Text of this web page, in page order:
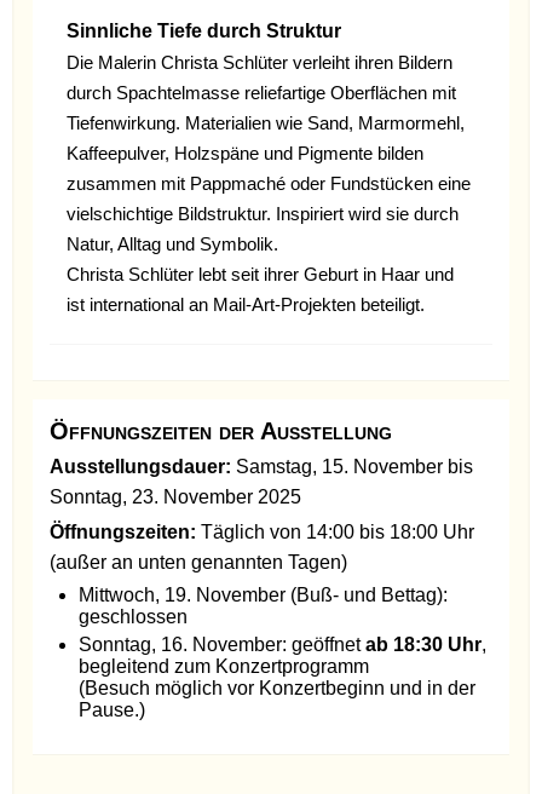
Sinnliche Tiefe durch Struktur
Die Malerin Christa Schlüter verleiht ihren Bildern
durch Spachtelmasse reliefartige Oberflächen mit
Tiefenwirkung. Materialien wie Sand, Marmormehl,
Kaffeepulver, Holzspäne und Pigmente bilden
zusammen mit Pappmaché oder Fundstücken eine
vielschichtige Bildstruktur. Inspiriert wird sie durch
Natur, Alltag und Symbolik.
Christa Schlüter lebt seit ihrer Geburt in Haar und
ist international an Mail-Art-Projekten beteiligt.
Öffnungszeiten der Ausstellung
Ausstellungsdauer: Samstag, 15. November bis
Sonntag, 23. November 2025
Öffnungszeiten: Täglich von 14:00 bis 18:00 Uhr
(außer an unten genannten Tagen)
Mittwoch, 19. November (Buß- und Bettag):
geschlossen
Sonntag, 16. November: geöffnetab 18:30 Uhr,
begleitend zum Konzertprogramm
(Besuch möglich vor Konzertbeginn und in der
Pause.)